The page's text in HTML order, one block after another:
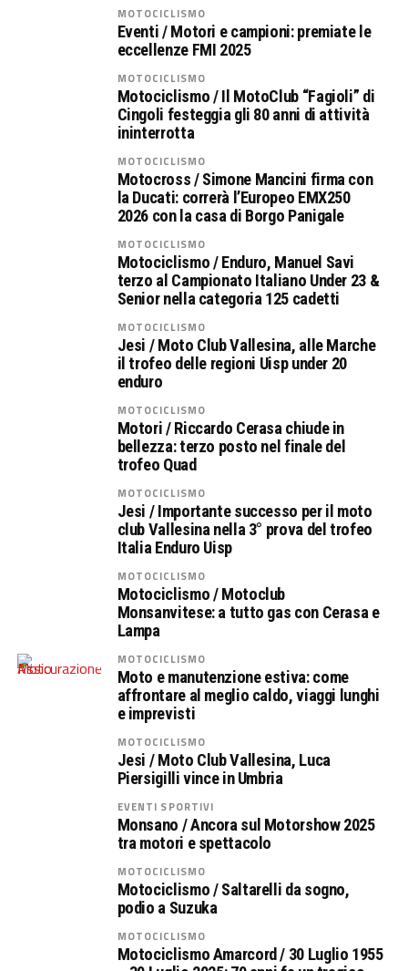
MOTOCICLISMO
Eventi / Motori e campioni: premiate le
eccellenze FMI 2025
MOTOCICLISMO
Motociclismo / Il MotoClub “Fagioli” di
Cingoli festeggia gli 80 anni di attività
ininterrotta
MOTOCICLISMO
Motocross / Simone Mancini firma con
la Ducati: correrà l’Europeo EMX250
2026 con la casa di Borgo Panigale
MOTOCICLISMO
Motociclismo / Enduro, Manuel Savi
terzo al Campionato Italiano Under 23 &
Senior nella categoria 125 cadetti
MOTOCICLISMO
Jesi / Moto Club Vallesina, alle Marche
il trofeo delle regioni Uisp under 20
enduro
MOTOCICLISMO
Motori / Riccardo Cerasa chiude in
bellezza: terzo posto nel finale del
trofeo Quad
MOTOCICLISMO
Jesi / Importante successo per il moto
club Vallesina nella 3° prova del trofeo
Italia Enduro Uisp
MOTOCICLISMO
Motociclismo / Motoclub
Monsanvitese: a tutto gas con Cerasa e
Lampa
MOTOCICLISMO
Moto e manutenzione estiva: come
affrontare al meglio caldo, viaggi lunghi
e imprevisti
MOTOCICLISMO
Jesi / Moto Club Vallesina, Luca
Piersigilli vince in Umbria
EVENTI SPORTIVI
Monsano / Ancora sul Motorshow 2025
tra motori e spettacolo
MOTOCICLISMO
Motociclismo / Saltarelli da sogno,
podio a Suzuka
MOTOCICLISMO
Motociclismo Amarcord / 30 Luglio 1955